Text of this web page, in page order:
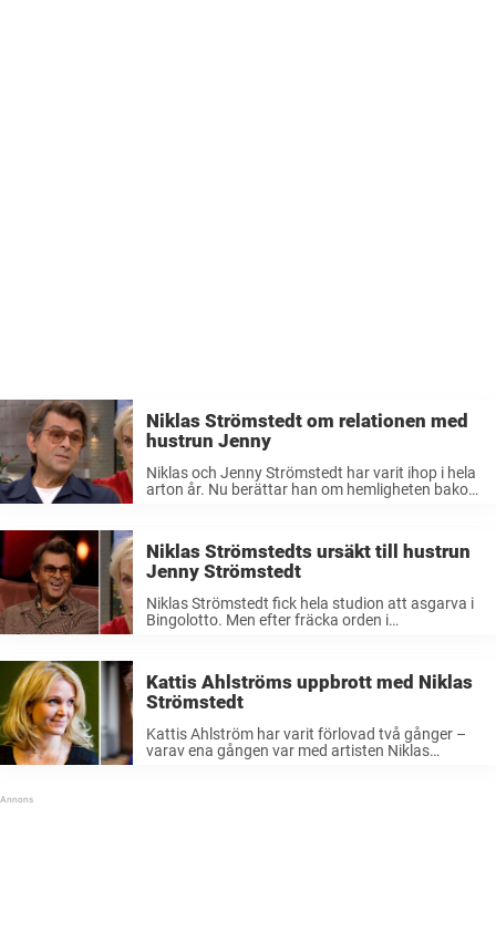
Niklas Strömstedt om relationen med
hustrun Jenny
Niklas och Jenny Strömstedt har varit ihop i hela
arton år. Nu berättar han om hemligheten bakom
Niklas Strömstedts ursäkt till hustrun
Jenny Strömstedt
Niklas Strömstedt fick hela studion att asgarva i
Bingolotto. Men efter fräcka orden i
Kattis Ahlströms uppbrott med Niklas
Strömstedt
Kattis Ahlström har varit förlovad två gånger –
varav ena gången var med artisten Niklas